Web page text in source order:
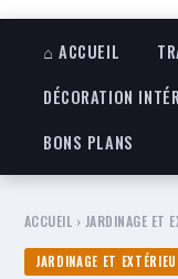
⌂ ACCUEIL
DÉCORATION
BONS PLANS
ACCUEIL › JARDINAGE ET
JARDINAGE ET